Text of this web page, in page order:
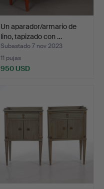
Un aparador/armario de
lino, tapizado con …
Subastado 7 nov 2023
11 pujas
950 USD